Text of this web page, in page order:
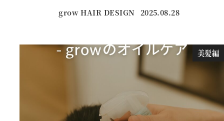
grow HAIR DESIGN 投稿日
2025.08.28
美髪編